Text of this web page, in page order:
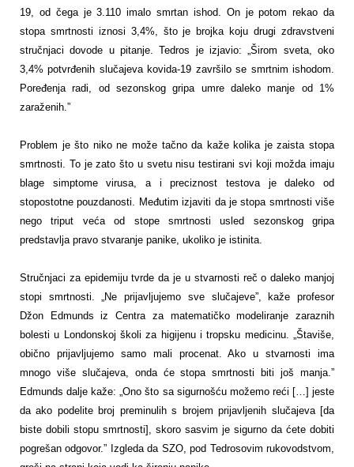
19, od čega je 3.110 imalo smrtan ishod. On je potom rekao da
stopa smrtnosti iznosi 3,4%, što je brojka koju drugi zdravstveni
stručnjaci dovode u pitanje. Tedros je izjavio: „Širom sveta, oko
3,4% potvrđenih slučajeva kovida-19 završilo se smrtnim ishodom.
Poređenja radi, od sezonskog gripa umre daleko manje od 1%
zaraženih.”
Problem je što niko ne može tačno da kaže kolika je zaista stopa
smrtnosti. To je zato što u svetu nisu testirani svi koji možda imaju
blage simptome virusa, a i preciznost testova je daleko od
stopostotne pouzdanosti. Međutim izjaviti da je stopa smrtnosti više
nego triput veća od stope smrtnosti usled sezonskog gripa
predstavlja pravo stvaranje panike, ukoliko je istinita.
Stručnjaci za epidemiju tvrde da je u stvarnosti reč o daleko manjoj
stopi smrtnosti. „Ne prijavljujemo sve slučajeve”, kaže profesor
Džon Edmunds iz Centra za matematičko modeliranje zaraznih
bolesti u Londonskoj školi za higijenu i tropsku medicinu. „Štaviše,
obično prijavljujemo samo mali procenat. Ako u stvarnosti ima
mnogo više slučajeva, onda će stopa smrtnosti biti još manja.”
Edmunds dalje kaže: „Ono što sa sigurnošću možemo reći […] jeste
da ako podelite broj preminulih s brojem prijavljenih slučajeva [da
biste dobili stopu smrtnosti], skoro sasvim je sigurno da ćete dobiti
pogrešan odgovor.” Izgleda da SZO, pod Tedrosovim rukovodstvom,